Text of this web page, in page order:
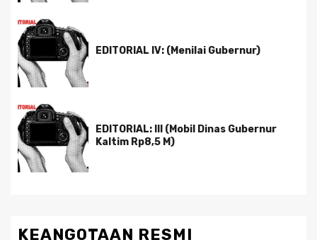
EDITORIAL IV: (Menilai Gubernur)
EDITORIAL: III (Mobil Dinas Gubernur
Kaltim Rp8,5 M)
KEANGOTAAN RESMI